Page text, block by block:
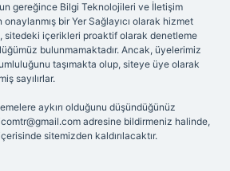
gereğince Bilgi Teknolojileri ve İletişim
onaylanmış bir Yer Sağlayıcı olarak hizmet
sitedeki içerikleri proaktif olarak denetleme
bulunmamaktadır. Ancak, üyelerimiz
taşımakta olup, siteye üye olarak
sayılırlar.
aykırı olduğunu düşündüğünüz
adresine bildirmeniz halinde,
sitemizden kaldırılacaktır.